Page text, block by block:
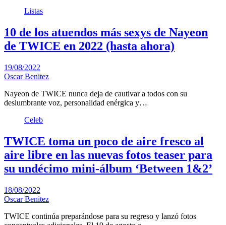
Listas
10 de los atuendos más sexys de Nayeon
de TWICE en 2022 (hasta ahora)
19/08/2022
Oscar Benitez
Nayeon de TWICE nunca deja de cautivar a todos con su
deslumbrante voz, personalidad enérgica y…
Celeb
TWICE toma un poco de aire fresco al
aire libre en las nuevas fotos teaser para
su undécimo mini-álbum ‘Between 1&2’
18/08/2022
Oscar Benitez
TWICE continúa preparándose para su regreso y lanzó fotos